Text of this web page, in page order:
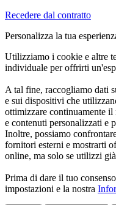
Recedere dal contratto
Personalizza la tua
Utilizziamo i cookie e altre
individuale per offrirti
A tal fine, raccogliamo dati
e sui dispositivi che
ottimizzare continuamente
e contenuti personalizzati e
Inoltre, possiamo
fornitori esterni e mostrarti
online, ma solo se utilizzi
Prima di dare il tuo
impostazioni e la nostra